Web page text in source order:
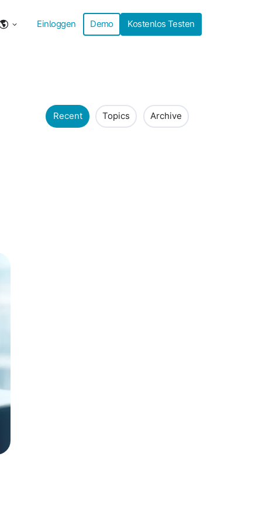
Einloggen Demo Kostenlos Testen
Recent Topics Archive